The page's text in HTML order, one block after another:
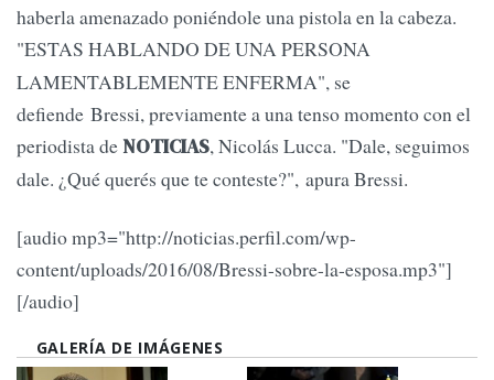
haberla amenazado poniéndole una pistola en la cabeza.
"ESTAS HABLANDO DE UNA PERSONA
LAMENTABLEMENTE ENFERMA", se
defiende Bressi, previamente a una tenso momento con el
periodista deNOTICIAS, Nicolás Lucca. "Dale, seguimos
dale. ¿Qué querés que te conteste?", apura Bressi.
[audio mp3="http://noticias.perfil.com/wp-
content/uploads/2016/08/Bressi-sobre-la-esposa.mp3"]
[/audio]
GALERÍA DE IMÁGENES